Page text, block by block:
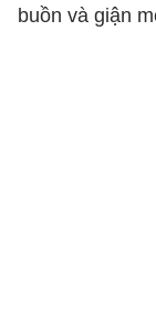
buồn và giận